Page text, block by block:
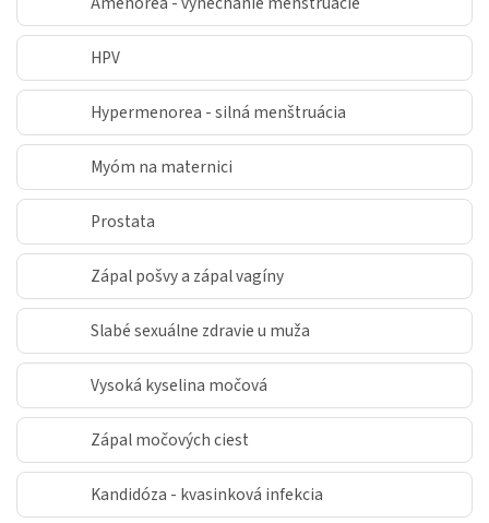
HPV
Hypermenorea - silná menštruácia
Myóm na maternici
Prostata
Zápal pošvy a zápal vagíny
Slabé sexuálne zdravie u muža
Vysoká kyselina močová
Zápal močových ciest
Kandidóza - kvasinková infekcia